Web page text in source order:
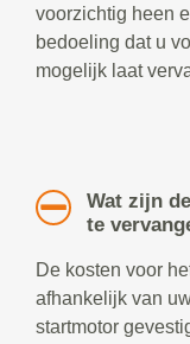
voorzichtig heen
bedoeling dat u
mogelijk laat
Wat zijn
te
De kosten voor
afhankelijk van
startmotor